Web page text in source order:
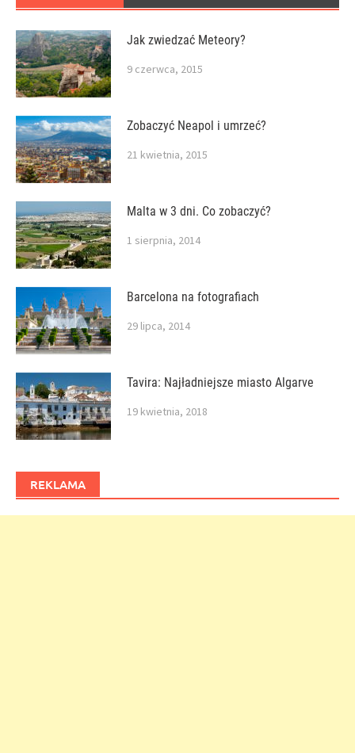
Jak zwiedzać Meteory?
9 czerwca, 2015
Zobaczyć Neapol i umrzeć?
21 kwietnia, 2015
Malta w 3 dni. Co zobaczyć?
1 sierpnia, 2014
Barcelona na fotografiach
29 lipca, 2014
Tavira: Najładniejsze miasto Algarve
19 kwietnia, 2018
REKLAMA